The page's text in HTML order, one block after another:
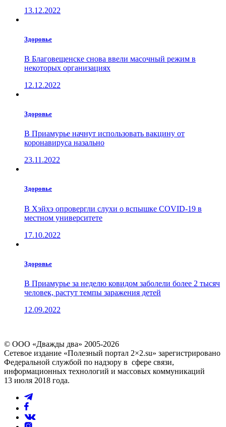
13.12.2022
Здоровье
В Благовещенске снова ввели масочный режим в
некоторых организациях
12.12.2022
Здоровье
В Приамурье начнут использовать вакцину от
коронавируса назально
23.11.2022
Здоровье
В Хэйхэ опровергли слухи о вспышке COVID-19 в
местном университете
17.10.2022
Здоровье
В Приамурье за неделю ковидом заболели более 2 тысяч
человек, растут темпы заражения детей
12.09.2022
© ООО «Дважды два» 2005-2026
Сетевое издание «Полезный портал 2×2.su» зарегистрировано
Федеральной службой по надзору в сфере связи,
информационных технологий и массовых коммуникаций
13 июля 2018 года.